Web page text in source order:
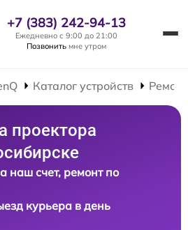
+7 (383) 242-94-13
Ежедневно с 9:00 до 21:00
Позвонить мне утром
Каталог устройств
проектора
наш счет, ремонт по
курьера в день